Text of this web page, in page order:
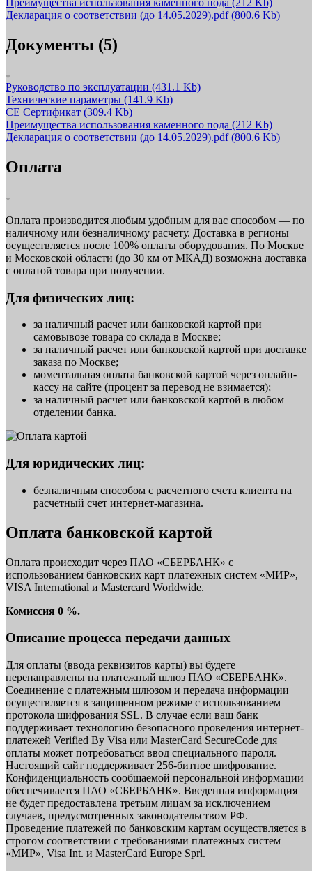
Преимущества использования каменного пода (212 Kb)
Декларация о соответствии (до 14.05.2029).pdf(800.6 Kb)
Документы (5)
Руководство по эксплуатации (431.1 Kb)
Технические параметры (141.9 Kb)
CE Сертификат (309.4 Kb)
Преимущества использования каменного пода (212 Kb)
Декларация о соответствии (до 14.05.2029).pdf(800.6 Kb)
Оплата
Оплата производится любым удобным для вас способом — по
наличному или безналичному расчету. Доставка в регионы
осуществляется после 100% оплаты оборудования. По Москве
и Московской области (до 30 км от МКАД) возможна доставка
с оплатой товара при получении.
Для физических лиц:
за наличный расчет или банковской картой при
самовывозе товара со склада в Москве;
за наличный расчет или банковской картой при доставке
заказа по Москве;
моментальная оплата банковской картой через онлайн-
кассу на сайте (процент за перевод не взимается);
за наличный расчет или банковской картой в любом
отделении банка.
Для юридических лиц:
безналичным способом с расчетного счета клиента на
расчетный счет интернет-магазина.
Оплата банковской картой
Оплата происходит через ПАО «СБЕРБАНК» с
использованием банковских карт платежных систем «МИР»,
VISA International и Mastercard Worldwide.
Комиссия 0 %.
Описание процесса передачи данных
Для оплаты (ввода реквизитов карты) вы будете
перенаправлены на платежный шлюз ПАО «СБЕРБАНК».
Соединение с платежным шлюзом и передача информации
осуществляется в защищенном режиме с использованием
протокола шифрования SSL. В случае если ваш банк
поддерживает технологию безопасного проведения интернет-
платежей Verified By Visa или MasterCard SecureCode для
оплаты может потребоваться ввод специального пароля.
Настоящий сайт поддерживает 256-битное шифрование.
Конфиденциальность сообщаемой персональной информации
обеспечивается ПАО «СБЕРБАНК». Введенная информация
не будет предоставлена третьим лицам за исключением
случаев, предусмотренных законодательством РФ.
Проведение платежей по банковским картам осуществляется в
строгом соответствии с требованиями платежных систем
«МИР», Visa Int. и MasterCard Europe Sprl.